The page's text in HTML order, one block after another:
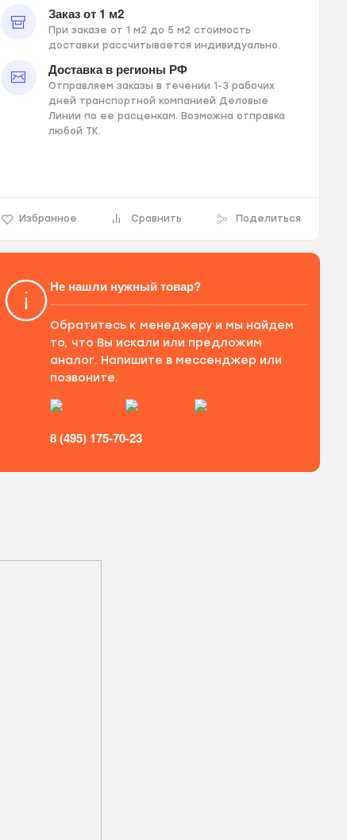
Заказ от 1 м2
При заказе от 1 м2 до 5 м2 стоимость
доставки рассчитывается индивидуально.
Доставка в регионы РФ
Отправляем заказы в течении 1-3 рабочих
дней транспортной компанией Деловые
Линии по ее расценкам. Возможна отправка
любой ТК.
Избранное Сравнить Поделиться
Не нашли нужный товар?
Обратитесь к менеджеру и мы найдем
то, что Вы искали или предложим
аналог. Напишите в мессенджер или
позвоните.
8 (495) 175-70-23